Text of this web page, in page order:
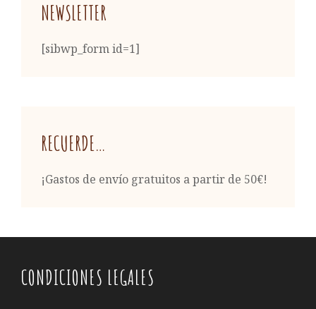
NEWSLETTER
[sibwp_form id=1]
RECUERDE…
¡Gastos de envío gratuitos a partir de 50€!
CONDICIONES LEGALES